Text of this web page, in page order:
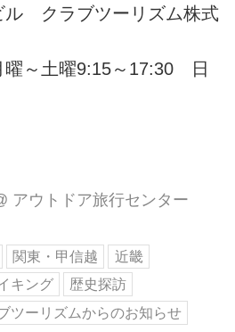
ル クラブツーリズム株式
曜～土曜9:15～17:30 日
アウトドア旅行センター
関東・甲信越
近畿
キング
歴史探訪
ツーリズムからのお知らせ